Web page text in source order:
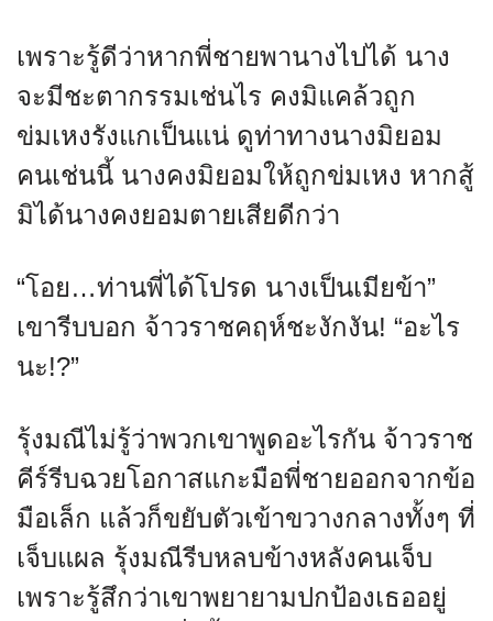
เพราะรู้ดีว่าหากพี่ชายพานางไปได้ นาง
จะมีชะตากรรมเช่นไร คงมิแคล้วถูก
ข่มเหงรังแกเป็นแน่ ดูท่าทางนางมิยอม
คนเช่นนี้ นางคงมิยอมให้ถูกข่มเหง หากสู้
มิได้นางคงยอมตายเสียดีกว่า
“โอย…ท่านพี่ได้โปรด นางเป็นเมียข้า”
เขารีบบอก จ้าวราชคฤห์ชะงักงัน! “อะไร
นะ!?”
รุ้งมณีไม่รู้ว่าพวกเขาพูดอะไรกัน จ้าวราช
คีร์รีบฉวยโอกาสแกะมือพี่ชายออกจากข้อ
มือเล็ก แล้วก็ขยับตัวเข้าขวางกลางทั้งๆ ที่
เจ็บแผล รุ้งมณีรีบหลบข้างหลังคนเจ็บ
เพราะรู้สึกว่าเขาพยายามปกป้องเธออยู่